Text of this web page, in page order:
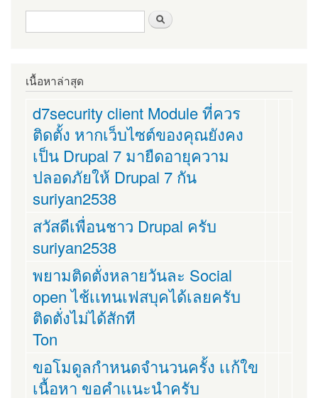
ฟอร์มค้นหา
เนื้อหาล่าสุด
d7security client Module ที่ควร
ติดตั้ง หากเว็บไซต์ของคุณยังคง
เป็น Drupal 7 มายืดอายุความ
ปลอดภัยให้ Drupal 7 กัน
suriyan2538
สวัสดีเพื่อนชาว Drupal ครับ
suriyan2538
พยามติดตั่งหลายวันละ Social
open ไช้เเทนเฟสบุคได้เลยครับ
ติดตั่งไม่ได้สักที
Ton
ขอโมดูลกำหนดจำนวนครั้ง เเก้ใข
เนื้อหา ขอคำเเนะนำครับ